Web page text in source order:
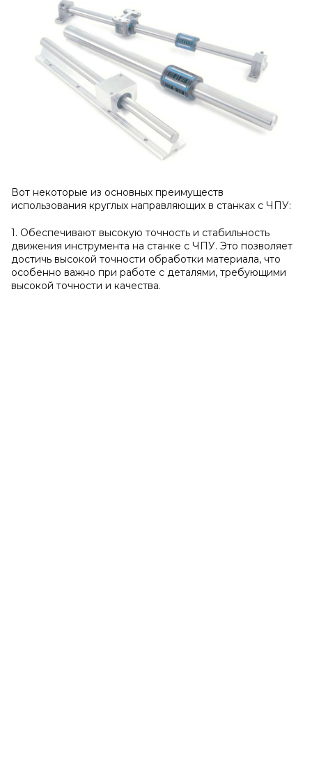
Вот некоторые из основных преимуществ
использования круглых направляющих в станках с ЧПУ:
1. Обеспечивают высокую точность и стабильность
движения инструмента на станке с ЧПУ. Это позволяет
достичь высокой точности обработки материала, что
особенно важно при работе с деталями, требующими
высокой точности и качества.